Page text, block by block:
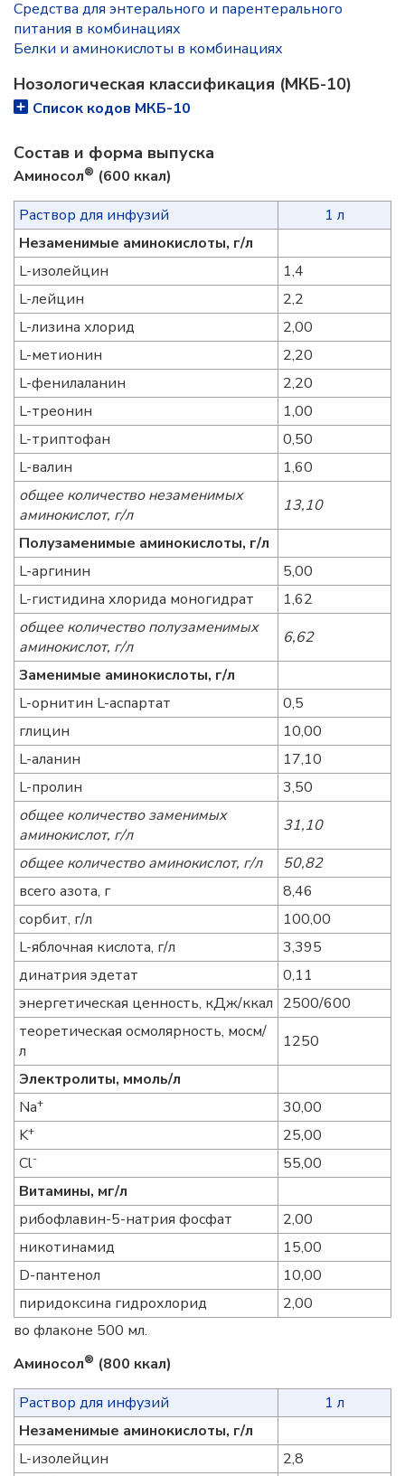
Средства для энтерального и парентерального
питания в комбинациях
Белки и аминокислоты в комбинациях
Нозологическая классификация (МКБ-10)
Список кодов МКБ-10
Состав и форма выпускa
Аминосол® (600 ккал)
Раствор для инфузий
1 л
Незаменимые аминокислоты, г/л
L-изолейцин
1,4
L-лейцин
2,2
L-лизина хлорид
2,00
L-метионин
2,20
L-фенилаланин
2,20
L-треонин
1,00
L-триптофан
0,50
L-валин
1,60
общее количество незаменимых
аминокислот, г/л
13,10
Полузаменимые аминокислоты, г/л
L-аргинин
5,00
L-гистидина хлорида моногидрат
1,62
общее количество полузаменимых
аминокислот, г/л
6,62
Заменимые аминокислоты, г/л
L-орнитин L-аспартат
0,5
глицин
10,00
L-аланин
17,10
L-пролин
3,50
общее количество заменимых
аминокислот, г/л
31,10
общее количество аминокислот, г/л
50,82
всего азота, г
8,46
сорбит, г/л
100,00
L-яблочная кислота, г/л
3,395
динатрия эдетат
0,11
энергетическая ценность, кДж/ккал 2500/600
теоретическая осмолярность, мосм/
л
1250
Электролиты, ммоль/л
Na+
30,00
K+
25,00
Cl-
55,00
Витамины, мг/л
рибофлавин-5-натрия фосфат
2,00
никотинамид
15,00
D-пантенол
10,00
пиридоксина гидрохлорид
2,00
во флаконе 500 мл.
Аминосол® (800 ккал)
Раствор для инфузий
1 л
Незаменимые аминокислоты, г/л
L-изолейцин
2,8